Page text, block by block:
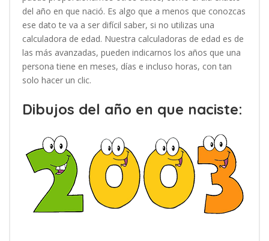
del año en que nació. Es algo que a menos que conozcas
ese dato te va a ser difícil saber, si no utilizas una
calculadora de edad. Nuestra calculadoras de edad es de
las más avanzadas, pueden indicarnos los años que una
persona tiene en meses, días e incluso horas, con tan
solo hacer un clic.
Dibujos del año en que naciste: